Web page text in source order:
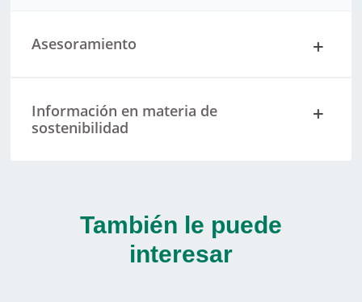
Asesoramiento
Información en materia de
sostenibilidad
También le puede
interesar